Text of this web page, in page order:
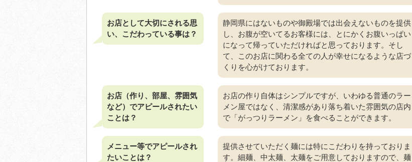
お店として大切にされる思
い、こだわっている事は？
静岡県にはないものや御殿場では出会えないものを提供
し、お腹が空いてるお客様には、とにかくお腹いっぱい
になって帰っていただければと思っております。そし
て、このお店に関わる全ての人が幸せになるような店づ
くりを心がけております。
お店（作り、部屋、雰囲気
など）でアピールされたい
ことは？
お店の作り自体はシンプルですが、いわゆる普通のラー
メン屋ではなく、清潔感があり落ち着いた雰囲気の店内
で「がっつりラーメン」を食べることができます。
メニュー等でアピールされ
たいことは？
提供させていただく麺には特にこだわりを持っておりま
す。細麺、中太麺、太麺をご用意しておりますので、麺